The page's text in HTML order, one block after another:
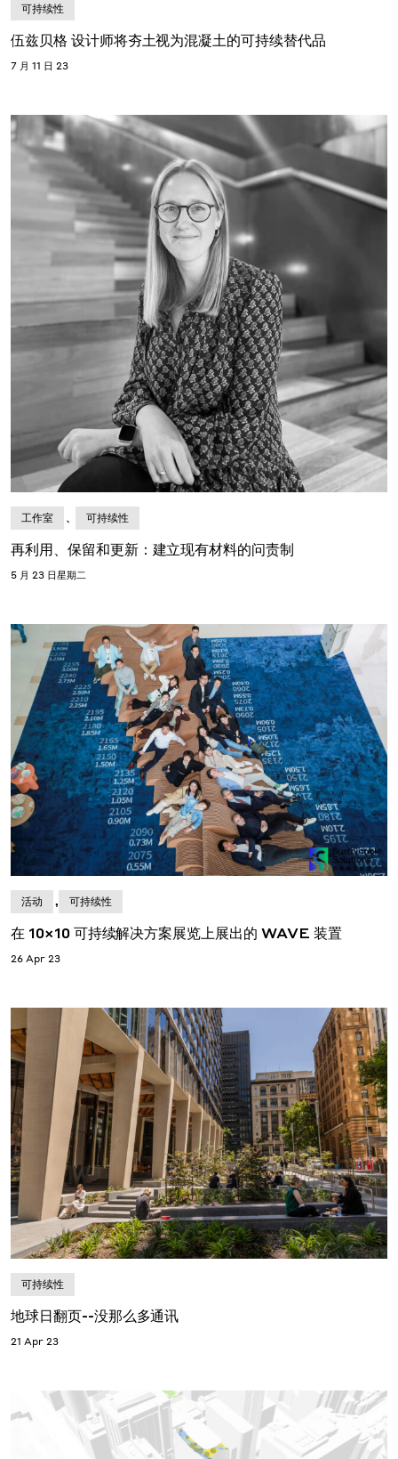
可持续性
伍兹贝格 设计师将夯土视为混凝土的可持续替代品
7 月 11 日 23
工作室 、 可持续性
再利用、保留和更新：建立现有材料的问责制
5 月 23 日星期二
活动 , 可持续性
在 10×10 可持续解决方案展览上展出的 WAVE 装置
26 Apr 23
可持续性
地球日翻页--没那么多通讯
21 Apr 23